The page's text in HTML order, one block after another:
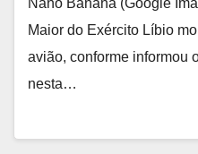
Nano Banana (Google
Maior do Exército Líbio
avião, conforme informou
nesta…